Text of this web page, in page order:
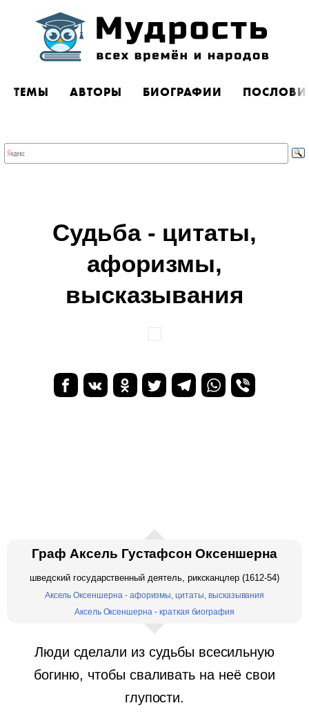
ТЕМЫ АВТОРЫ БИОГРАФИИ
Судьба - цитаты,
афоризмы,
высказывания
Граф Аксель Густафсон Оксеншерна
шведский государственный деятель, риксканцлер (1612-54)
Аксель Оксеншерна - афоризмы, цитаты, высказывания
Аксель Оксеншерна - краткая биография
Люди сделали из судьбы всесильную
богиню, чтобы сваливать на неё свои
глупости.